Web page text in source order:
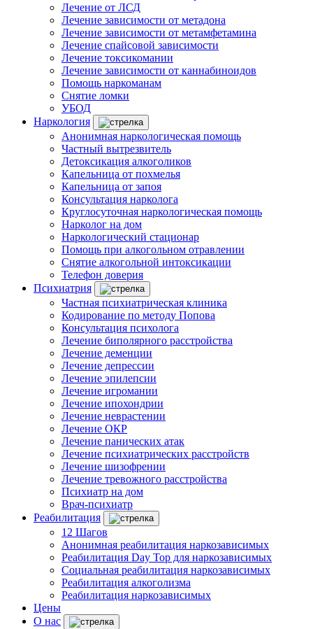
Лечение от ЛСД
Лечение зависимости от метадона
Лечение зависимости от метамфетамина
Лечение спайсовой зависимости
Лечение токсикомании
Лечение зависимости от каннабиноидов
Помощь наркоманам
Снятие ломки
УБОД
Наркология
Анонимная наркологическая помощь
Частный вытрезвитель
Детоксикация алкоголиков
Капельница от похмелья
Капельница от запоя
Консультация нарколога
Круглосуточная наркологическая помощь
Нарколог на дом
Наркологический стационар
Помощь при алкогольном отравлении
Снятие алкогольной интоксикации
Телефон доверия
Психиатрия
Частная психиатрическая клиника
Кодирование по методу Попова
Консультация психолога
Лечение биполярного расстройства
Лечение деменции
Лечение депрессии
Лечение эпилепсии
Лечение игромании
Лечение ипохондрии
Лечение неврастении
Лечение ОКР
Лечение панических атак
Лечение психиатрических расстройств
Лечение шизофрении
Лечение тревожного расстройства
Психиатр на дом
Врач-психиатр
Реабилитация
12 Шагов
Анонимная реабилитация наркозависимых
Реабилитация Day Top для наркозависимых
Социальная реабилитация наркозависимых
Реабилитация алкоголизма
Реабилитация наркозависимых
Цены
О нас